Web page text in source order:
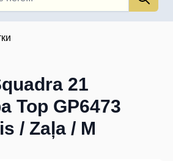
21
Top GP6473
/ Zaļa / M